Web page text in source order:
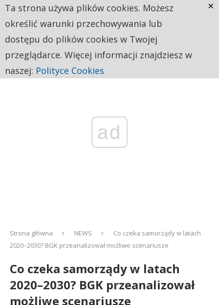
ad
Strona główna NEWS
Co czeka samorządy w latach
2020–2030? BGK przeanalizował możliwe scenariusze
Co czeka samorządy w latach
2020–2030? BGK przeanalizował
możliwe scenariusze
Ta strona używa plików cookies. Możesz
określić warunki przechowywania lub
dostępu do plików cookies w Twojej
przeglądarce. Więcej informacji znajdziesz w
naszej: Polityce Cookies
×